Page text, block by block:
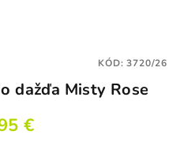
dažďa Misty Rose
€
KÓD:3720/26